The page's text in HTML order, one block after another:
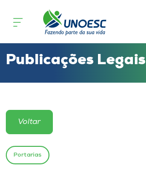
Cursos
Atendimento ao Estudante
Portal de Ensino
Publicações Legais
Voltar
Portarias